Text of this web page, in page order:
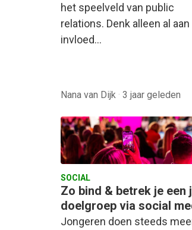
het speelveld van public
relations. Denk alleen al aan
invloed…
Nana van Dijk · 3 jaar geleden
SOCIAL
Zo bind & betrek je een
doelgroep via social
Jongeren doen steeds